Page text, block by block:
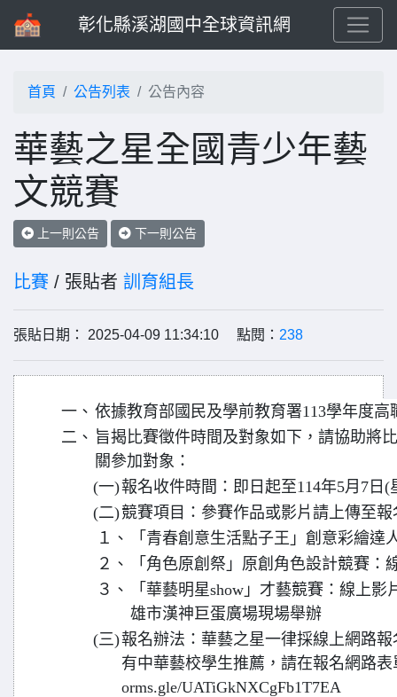
彰化縣溪湖國中全球資訊網
首頁 公告列表 公告內容
華藝之星全國青少年藝
文競賽
上一則公告 下一則公告
比賽 / 張貼者 訓育組長
張貼日期： 2025-04-09 11:34:10 點閱： 238
一、 依據教育部國民及學前教育署113學年度
二、 旨揭比賽徵件時間及對象如下，請協助將
關參加對象：
(一)報名收件時間：即日起至114年5月7日(
(二)競賽項目：參賽作品或影片請上傳至
１、
「青春創意生活點子王」創意彩繪達
２、
「角色原創祭」原創角色設計競賽：
３、
「華藝明星show」才藝競賽：線上
雄市漢神巨蛋廣場現場舉辦
(三)報名辦法：華藝之星一律採線上網路
有中華藝校學生推薦，請在報名網路
orms.gle/UATiGkNXCgFb1T7EA